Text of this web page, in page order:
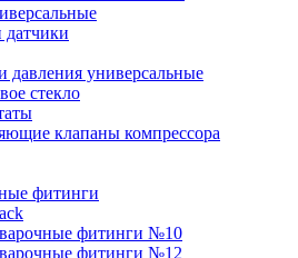
датчики
давления универсальные
стекло
клапаны компрессора
фитинги
фитинги №10
фитинги №12